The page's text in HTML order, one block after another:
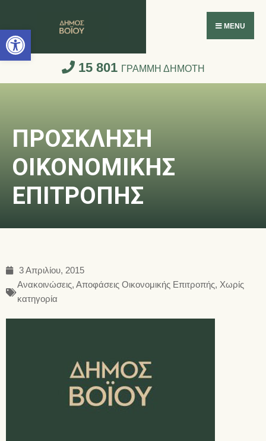
Ανοίξτε τη γραμμή εργαλείων
MENU
15 801 ΓΡΑΜΜΗ ΔΗΜΟΤΗ
ΠΡΟΣΚΛΗΣΗ
ΟΙΚΟΝΟΜΙΚΗΣ
ΕΠΙΤΡΟΠΗΣ
3 Απριλίου, 2015
Ανακοινώσεις,Αποφάσεις Οικονομικής Επιτροπής, Χωρίς
κατηγορία